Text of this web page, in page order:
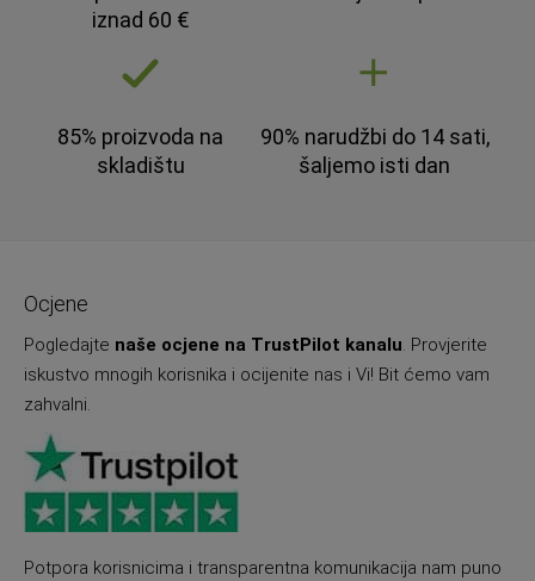
iznad 60 €
85% proizvoda na
skladištu
90% narudžbi do 14 sati,
šaljemo isti dan
Ocjene
Pogledajte naše ocjene na TrustPilot kanalu. Provjerite
iskustvo mnogih korisnika i ocijenite nas i Vi! Bit ćemo vam
zahvalni.
Potpora korisnicima i transparentna komunikacija nam puno